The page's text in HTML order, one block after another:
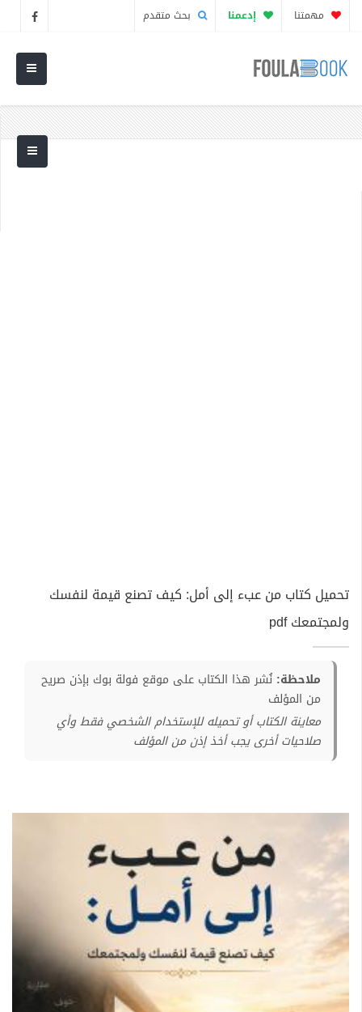
مهمتنا إدعمنا بحث متقدم
تحميل كتاب من عبء إلى أمل: كيف تصنع قيمة لنفسك
ولمجتمعك pdf
ملاحظة: نُشر هذا الكتاب على موقع فولة بوك بإذن صريح
من المؤلف
معاينة الكتاب أو تحميله للإستخدام الشخصي فقط وأي
صلاحيات أخرى يجب أخذ إذن من المؤلف